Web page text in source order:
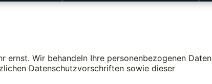
ernst. Wir behandeln Ihre personenbezogenen Daten
Datenschutzvorschriften sowie dieser